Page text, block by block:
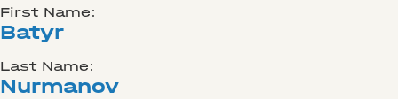
First Name:
Batyr
Last Name:
Nurmanov